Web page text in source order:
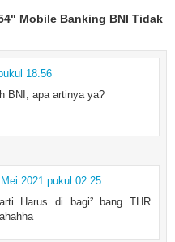
Mobile Banking BNI Tidak
18.56
BNI, apa artinya ya?
2021 pukul 02.25
Harus di bagi² bang THR